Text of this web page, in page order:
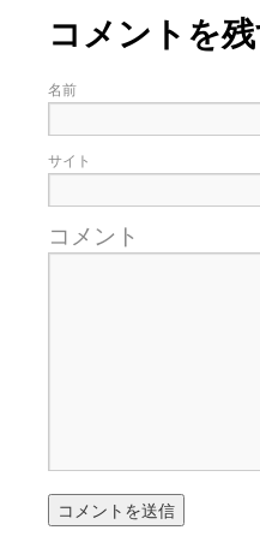
コメントを
名前
サイト
コメント